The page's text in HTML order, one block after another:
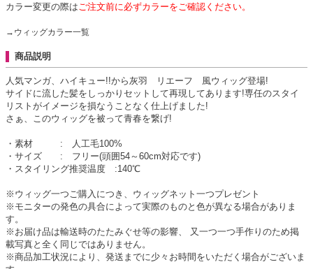
カラー変更の際は ご注文前に必ずカラーをご確認ください。
→ウィッグカラー一覧
商品説明
人気マンガ、ハイキュー!!から灰羽 リエーフ 風ウィッグ登場!
サイドに流した髪をしっかりセットして再現してあります!専任のスタイ
リストがイメージを損なうことなく仕上げました!
さぁ、このウィッグを被って青春を繋げ!
・素材 : 人工毛100%
・サイズ : フリー(頭囲54～60cm対応です)
・スタイリング推奨温度 :140℃
※ウィッグ一つご購入につき、ウィッグネット一つプレゼント
※モニターの発色の具合によって実際のものと色が異なる場合がありま
す。
※お届け品は輸送時のたたみぐせ等の影響、 又一つ一つ手作りのため掲
載写真と全く同じではありません。
※商品加工状況により、発送までに少々お時間をいただく場合がございま